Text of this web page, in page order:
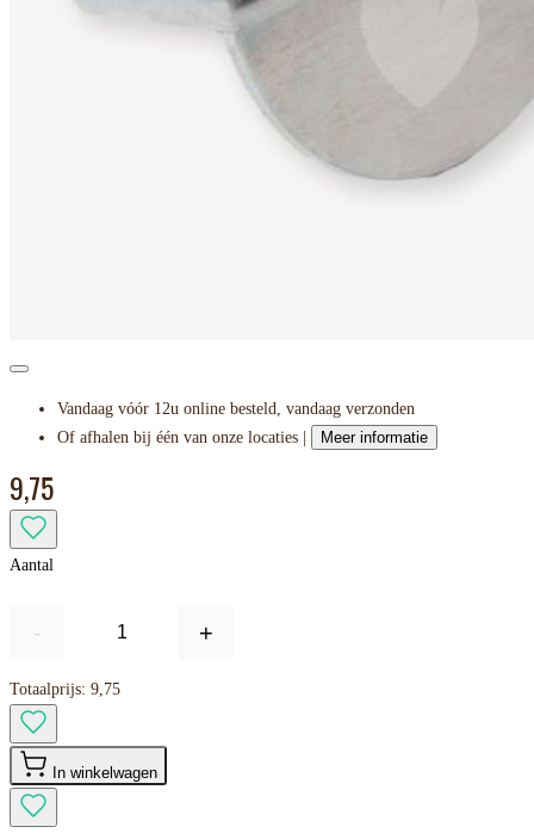
Vandaag vóór 12u online besteld, vandaag verzonden
Of afhalen bij één van onze locaties |
Meer informatie
9,75
Aantal
- +
Totaalprijs: 9,75
In winkelwagen